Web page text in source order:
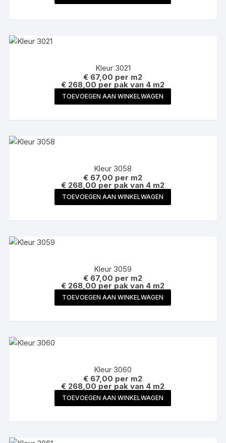
Kleur 3021
€ 67,00 per m2
€ 268,00 per pak van 4 m2
TOEVOEGEN AAN WINKELWAGEN
Kleur 3058
€ 67,00 per m2
€ 268,00 per pak van 4 m2
TOEVOEGEN AAN WINKELWAGEN
Kleur 3059
€ 67,00 per m2
€ 268,00 per pak van 4 m2
TOEVOEGEN AAN WINKELWAGEN
Kleur 3060
€ 67,00 per m2
€ 268,00 per pak van 4 m2
TOEVOEGEN AAN WINKELWAGEN